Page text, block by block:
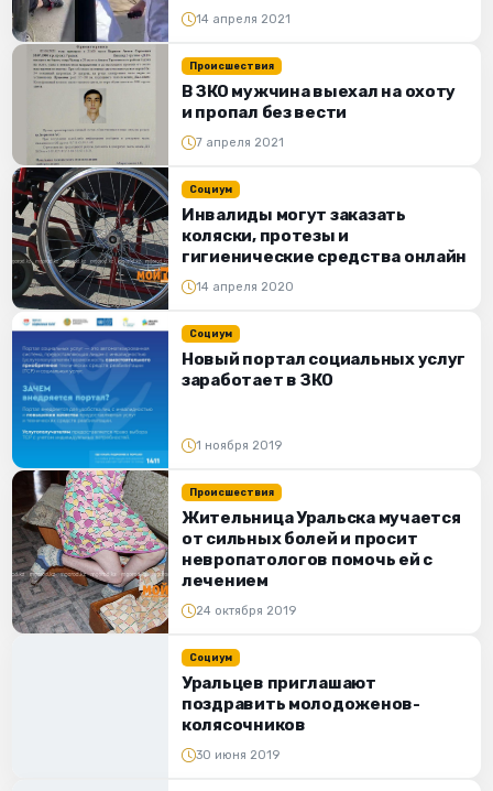
14 апреля 2021
Происшествия
В ЗКО мужчина выехал на охоту
и пропал без вести
7 апреля 2021
Социум
Инвалиды могут заказать
коляски, протезы и
гигиенические средства онлайн
14 апреля 2020
Социум
Новый портал социальных услуг
заработает в ЗКО
1 ноября 2019
Происшествия
Жительница Уральска мучается
от сильных болей и просит
невропатологов помочь ей с
лечением
24 октября 2019
Социум
Уральцев приглашают
поздравить молодоженов-
колясочников
30 июня 2019